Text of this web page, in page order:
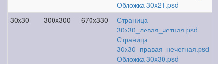
Обложка 30x21.psd
30x30
300x300 670х330
Страница
30x30_левая_четная.psd
Страница
30x30_правая_нечетная.psd
Обложка 30x30.psd